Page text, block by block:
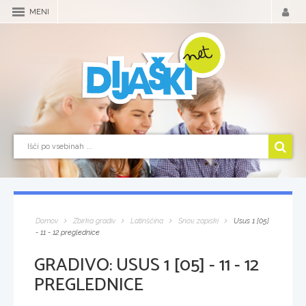
MENI
Domov Zbirka gradiv Latinščina Snov, zapiski
Usus 1 [05]
- 11 - 12 preglednice
GRADIVO:USUS 1 [05] - 11 - 12
PREGLEDNICE